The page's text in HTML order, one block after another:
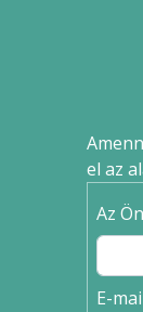
el az
Az
E-